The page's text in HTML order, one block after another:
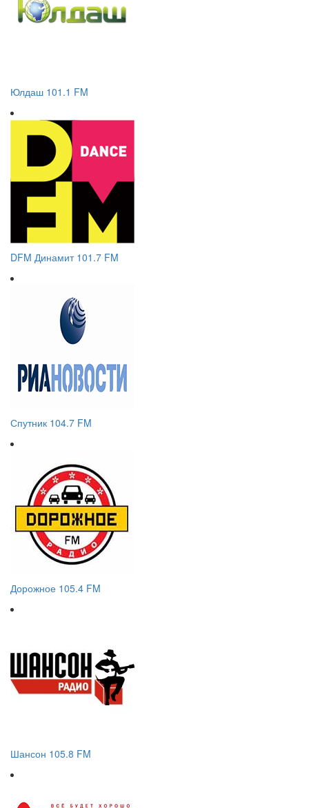
Юлдаш 101.1 FM
DFM Динамит 101.7 FM
Спутник 104.7 FM
Дорожное 105.4 FM
Шансон 105.8 FM